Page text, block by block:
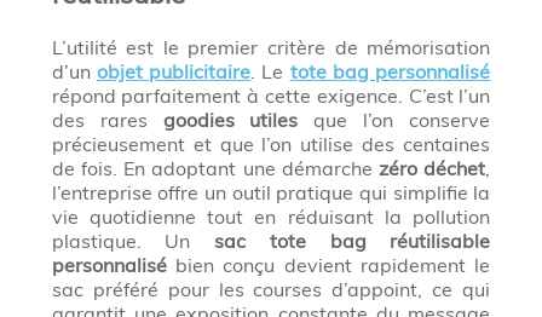
L’utilité est le premier critère de mémorisation
d’un objet publicitaire. Le tote bag personnalisé
répond parfaitement à cette exigence. C’est l’un
des rares goodies utiles que l’on conserve
précieusement et que l’on utilise des centaines
de fois. En adoptant une démarchezéro déchet,
l’entreprise offre un outil pratique qui simplifie la
vie quotidienne tout en réduisant la pollution
plastique. Un sac tote bag réutilisable
personnalisébien conçu devient rapidement le
sac préféré pour les courses d’appoint, ce qui